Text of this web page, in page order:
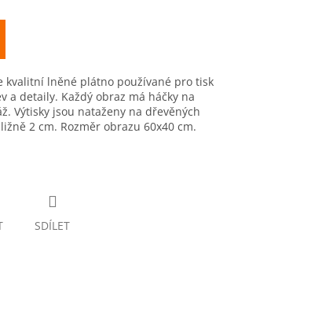
kvalitní lněné plátno používané pro tisk
a detaily. Každý obraz má háčky na
Výtisky jsou nataženy na dřevěných
2 cm. Rozměr obrazu 60x40 cm.
SDÍLET